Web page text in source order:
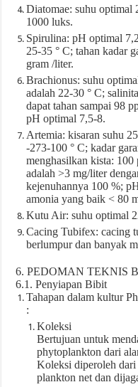
Diatomae: suhu optimal
1000 luks.
Spirulina: pH optimal
25-35 ° C; tahan kadar
gram /liter.
Brachionus: suhu
adalah 22-30 ° C;
dapat tahan sampai 98
pH optimal 7,5-8.
Artemia: kisaran suhu
-273-100 ° C; kadar
menghasilkan kista:
adalah >3 mg/liter
kejenuhannya 100 %;
amonia yang baik < 80
Kutu Air: suhu optimal
Cacing Tubifex: cacing
berlumpur dan banyak
6. PEDOMAN TEKNIS
6.1. Penyiapan Bibit
Tahapan dalam kultur
:
Koleksi
Bertujuan untuk
phytoplankton dari
Koleksi diperoleh dari
plankton net dan